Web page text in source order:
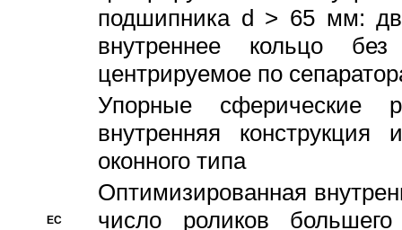
подшипника d > 65 мм:
внутреннее кольцо
центрируемое по
Упорные сферические
внутренняя
оконного типа
EC
Oптимизированная
число роликов